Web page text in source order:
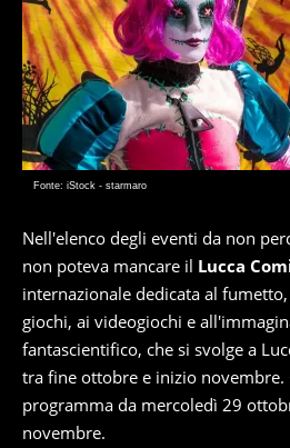
Fonte: iStock - starmaro
Nell'elenco degli eventi da non
non poteva mancare il Lucca
internazionale dedicata al
giochi, ai videogiochi e
fantascientifico, che si svolge a
tra fine ottobre e inizio novembre.
programma da mercoledì 29
novembre.